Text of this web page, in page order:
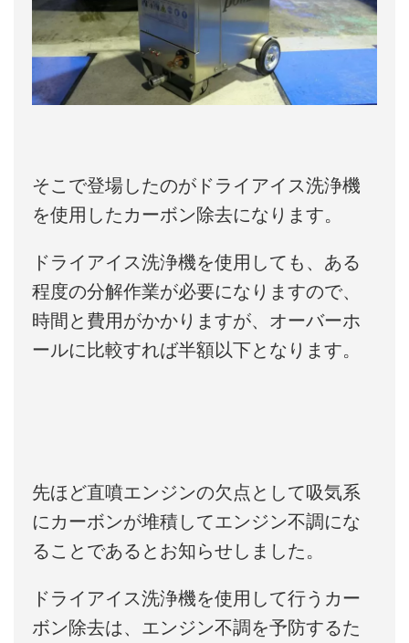
そこで登場したのがドライアイス洗浄機
を使用したカーボン除去になります。
ドライアイス洗浄機を使用しても、ある
程度の分解作業が必要になりますので、
時間と費用がかかりますが、オーバーホ
ールに比較すれば半額以下となります。
先ほど直噴エンジンの欠点として吸気系
にカーボンが堆積してエンジン不調にな
ることであるとお知らせしました。
ドライアイス洗浄機を使用して行うカー
ボン除去は、エンジン不調を予防するた